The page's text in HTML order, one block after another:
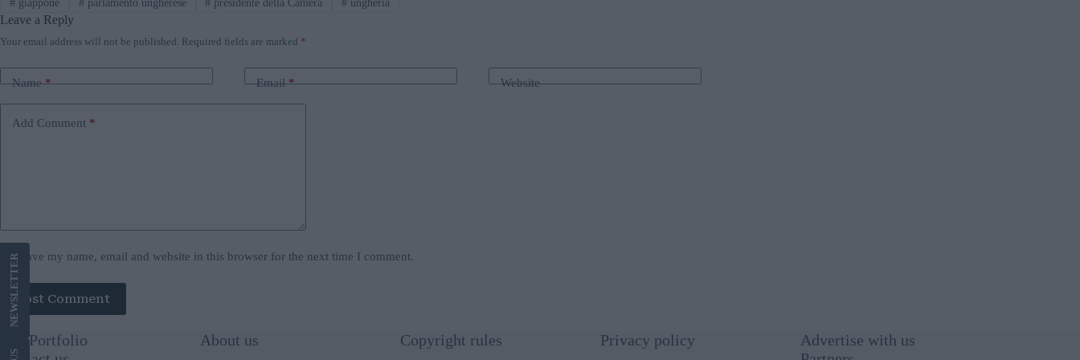
#giappone #parlamento ungherese # presidente della Camera # ungheria
Leave a Reply
Your email address will not be published. Required fields are marked *
Name* Email* Website
Add Comment *
Save my name, email and website in this browser for the next time I comment.
Post Comment
US
NEWS
LETTER
Our Portfolio
About us Copyright rules Privacy policy
Advertise with us